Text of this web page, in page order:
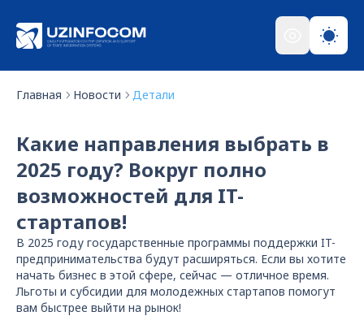
Главная Новости Детали
Какие направления выбрать в
2025 году? Вокруг полно
возможностей для IT-
стартапов!
В 2025 году государственные программы поддержки IT-
предпринимательства будут расширяться. Если вы хотите
начать бизнес в этой сфере, сейчас — отличное время.
Льготы и субсидии для молодежных стартапов помогут
вам быстрее выйти на рынок!